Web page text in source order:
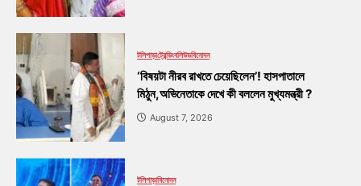
টলিপাড়াট্রেন্ডিংবলিউডবিনোদন
‘বিষয়টা নীরব রাখতে চেয়েছিলেন’! হাসপাতালে
মিঠুন,অভিনেতাকে দেখে কী বললেন মুখ্যমন্ত্রী ?
August 7, 2026
টলিপাড়াবিনোদন